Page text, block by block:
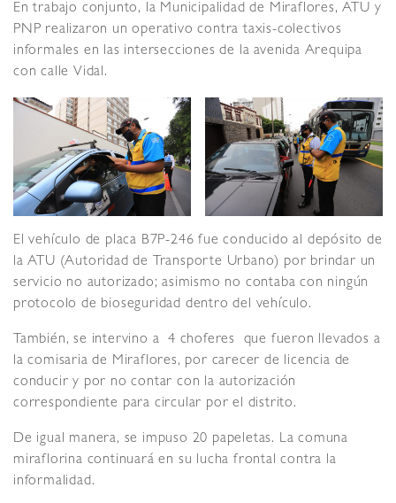
En trabajo conjunto, la Municipalidad de Miraflores, ATU y
PNP realizaron un operativo contra taxis-colectivos
informales en las intersecciones de la avenida Arequipa
con calle Vidal.
El vehículo de placa B7P-246 fue conducido al depósito de
la ATU (Autoridad de Transporte Urbano) por brindar un
servicio no autorizado; asimismo no contaba con ningún
protocolo de bioseguridad dentro del vehículo.
También, se intervino a 4 choferes que fueron llevados a
la comisaria de Miraflores, por carecer de licencia de
conducir y por no contar con la autorización
correspondiente para circular por el distrito.
De igual manera, se impuso 20 papeletas. La comuna
miraflorina continuará en su lucha frontal contra la
informalidad.